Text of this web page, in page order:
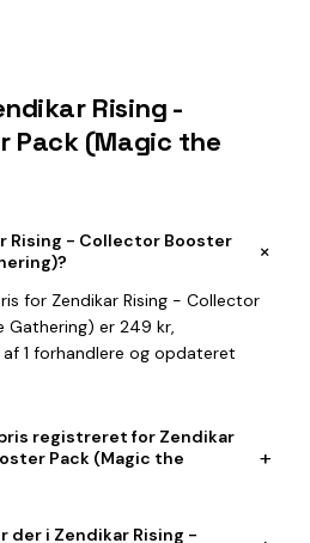
Rising -
Pack (Magic the
Rising - Collector Booster
+
for Zendikar Rising - Collector
Gathering) er 249 kr,
1 forhandlere og opdateret
registreret for Zendikar
Pack (Magic the
+
der i Zendikar Rising -